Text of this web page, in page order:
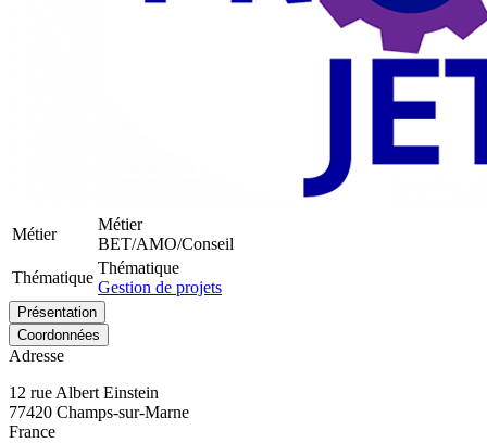
Métier
Métier
BET/AMO/Conseil
Thématique
Thématique
Gestion de projets
Présentation
Coordonnées
Adresse
12 rue Albert Einstein
77420 Champs-sur-Marne
France